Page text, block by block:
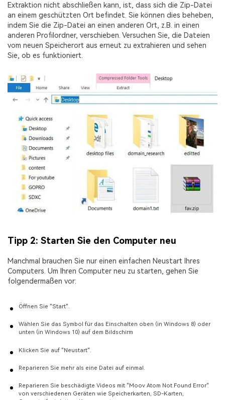
Extraktion nicht abschließen kann, ist, dass sich die Zip-Datei
an einem geschützten Ort befindet. Sie können dies beheben,
indem Sie die Zip-Datei an einen anderen Ort, z.B. in einen
anderen Profilordner, verschieben. Versuchen Sie, die Dateien
vom neuen Speicherort aus erneut zu extrahieren und sehen
Sie, ob es funktioniert.
Tipp 2: Starten Sie den Computer neu
Manchmal brauchen Sie nur einen einfachen Neustart Ihres
Computers. Um Ihren Computer neu zu starten, gehen Sie
folgendermaßen vor:
Öffnen Sie "Start".
Wählen Sie das Symbol für das Einschalten oben (in Windows 8) oder
unten (in Windows 10) auf dem Bildschirm
Klicken Sie auf "Neustart".
Reparieren Sie mehr als eine Datei auf einmal.
Reparieren Sie beschädigte Videos mit "Moov Atom Not Found Error"
von verschiedenen Geräten wie Speicherkarten, SD-Karten,